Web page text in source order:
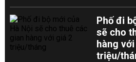
Phố đi
sẽ cho
hàng
triệu/